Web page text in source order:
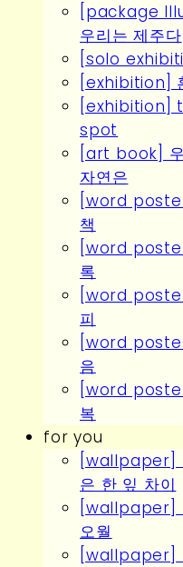
[package
우리는 제주다
[solo
[exhibition]
[exhibition]
spot
[art book]
자연은
[word
책
[word
록
[word
피
[word
음
[word
복
for you
[wallpaper]
은 한 잎 차이
[wallpaper]
오월
[wallpaper]